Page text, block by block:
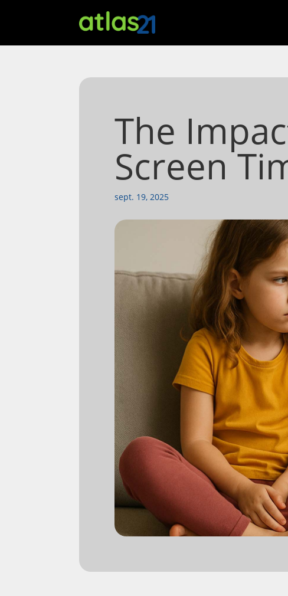
The
Screen
sept. 19, 2025